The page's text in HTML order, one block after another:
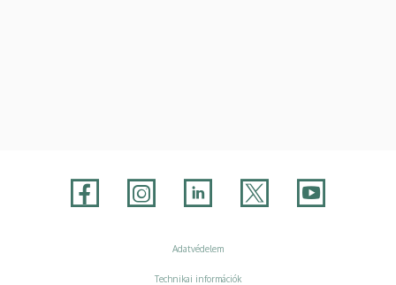
Adatvédelem
Technikai információk